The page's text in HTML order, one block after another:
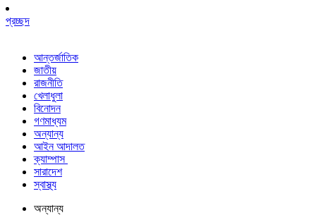
প্রচ্ছদ
আন্তর্জাতিক
জাতীয়
রাজনীতি
খেলাধুলা
বিনোদন
গণমাধ্যম
অন্যান্য
আইন আদালত
ক্যাম্পাস
সারাদেশ
স্বাস্থ্য
অন্যান্য